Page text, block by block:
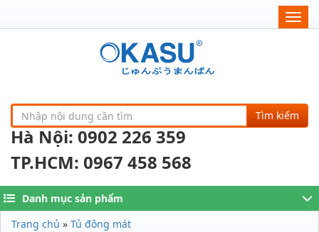
Tìm kiếm
Hà Nội: 0902 226 359
TP.HCM: 0967 458 568
Danh mục sản phẩm
Trang chủ » Tủ đông mát